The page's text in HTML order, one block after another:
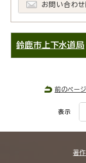
お問い合わせ
鈴鹿市上下水道局
前のペー
表示
著